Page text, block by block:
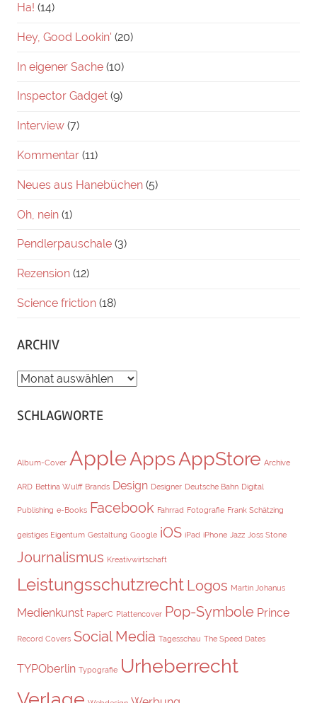
Ha! (14)
Hey, Good Lookin' (20)
In eigener Sache (10)
Inspector Gadget (9)
Interview (7)
Kommentar (11)
Neues aus Hanebüchen (5)
Oh, nein (1)
Pendlerpauschale (3)
Rezension (12)
Science friction (18)
ARCHIV
ARCHIV
SCHLAGWORTE
Album-Cover AppleAppsAppStore Archive
ARD Bettina Wulff Brands Design Designer Deutsche Bahn Digital
Publishing e-Books Facebook Fahrrad Fotografie Frank Schätzing
geistiges Eigentum Gestaltung Google iOS iPad iPhone Jazz Joss Stone
Journalismus Kreativwirtschaft
Leistungsschutzrecht Logos Martin Johanus
Medienkunst PaperC Plattencover Pop-Symbole Prince
Record Covers Social Media Tagesschau The Speed Dates
TYPOberlin Typografie Urheberrecht